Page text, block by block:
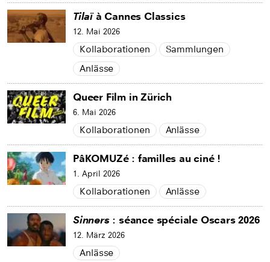
Tilaïà Cannes Classics
12. Mai 2026
Kollaborationen
Sammlungen
Anlässe
Queer Film in Zürich
6. Mai 2026
Kollaborationen Anlässe
PâKOMUZé : familles au ciné !
1. April 2026
Kollaborationen Anlässe
Sinners: séance spéciale Oscars 2026
12. März 2026
Anlässe